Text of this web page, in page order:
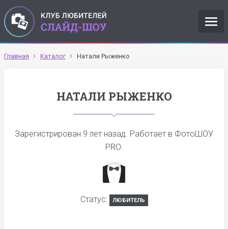
Главная Каталог Натали Рыженко
НАТАЛИ РЫЖЕНКО
Зарегистрирован 9 лет назад. Работает в ФотоШОУ
PRO.
Статус: ЛЮБИТЕЛЬ